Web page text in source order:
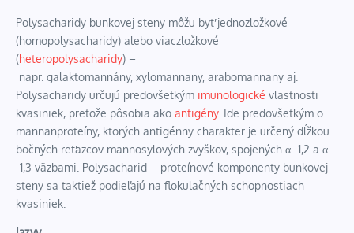
Polysacharidy bunkovej steny môžu byť jednozložkové
(homopolysacharidy) alebo viaczložkové
(heteropolysacharidy) –
napr. galaktomannány, xylomannany, arabomannany aj.
Polysacharidy určujú predovšetkým imunologické vlastnosti
kvasiniek, pretože pôsobia ako antigény. Ide predovšetkým o
mannanproteíny, ktorých antigénny charakter je určený dĺžkou
bočných reťazcov mannosylových zvyškov, spojených α -1,2 a α
-1,3 väzbami. Polysacharid – proteínové komponenty bunkovej
steny sa taktiež podieľajú na flokulačných schopnostiach
kvasiniek.